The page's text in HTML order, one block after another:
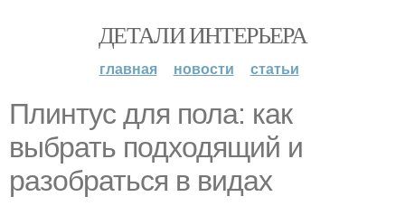
ДЕТАЛИ ИНТЕРЬЕРА
главная новости статьи
Плинтус для пола: как
выбрать подходящий и
разобраться в видах